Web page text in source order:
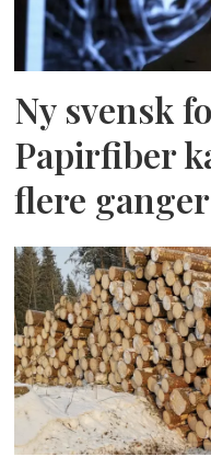
Ny svensk
Papirfiber
flere ganger